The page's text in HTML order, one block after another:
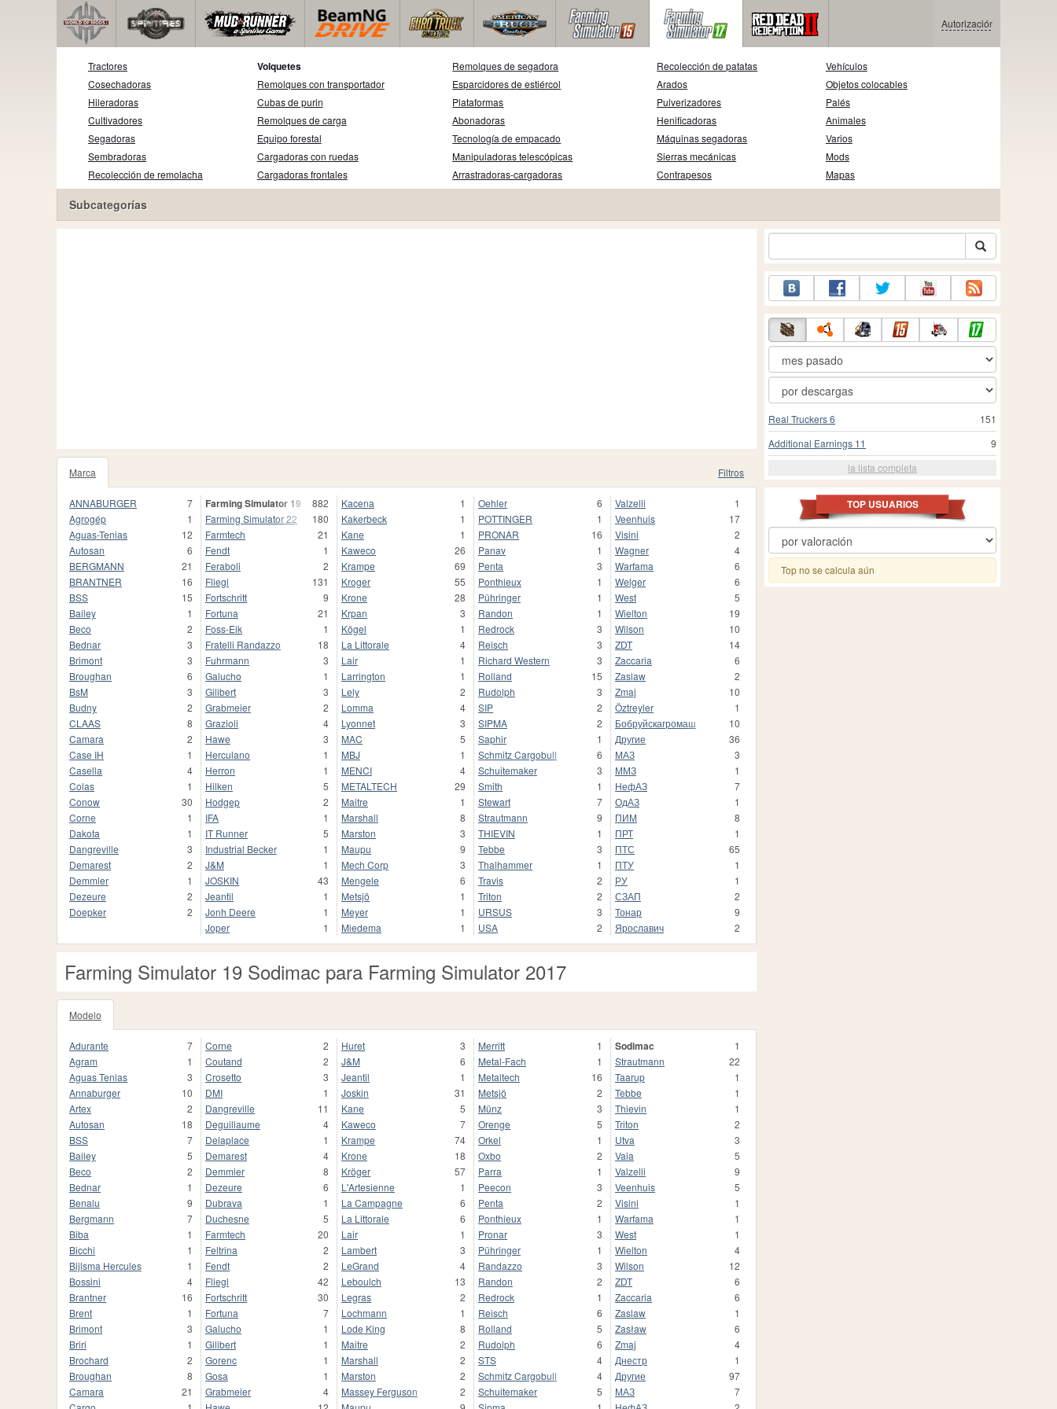
Autorización
Tractores
Cosechadoras
Hileradoras
Cultivadores
Segadoras
Sembradoras
Recolección de remolacha
Volquetes
Remolques con transportador
Cubas de purin
Remolques de carga
Equipo forestal
Cargadoras con ruedas
Cargadoras frontales
Remolques de segadora
Esparcidores de estiércol
Plataformas
Abonadoras
Tecnología de empacado
Manipuladoras telescópicas
Arrastradoras-cargadoras
Recolección de patatas
Arados
Pulverizadores
Henificadoras
Máquinas segadoras
Sierras mecánicas
Contrapesos
Vehículos
Objetos colocables
Palés
Animales
Varios
Mods
Mapas
Subcategorías
Marca
Filtros
92
ANNABURGER
7
Agrogép
1
Aguas-Tenias
12
Autosan
6
BERGMANN
21
BRANTNER
16
BSS
15
Bailey
1
Beco
2
Bednar
3
Brimont
3
Broughan
6
BsM
3
Budny
2
CLAAS
8
Camara
2
Case IH
1
Casella
4
Colas
1
Conow
30
Corne
1
Dakota
1
Dangreville
3
Demarest
2
Demmler
1
Dezeure
2
Doepker
2
Farming Simulator 19
882
Farming Simulator 22
180
Farmtech
21
Fendt
1
Feraboli
2
Fliegl
131
Fortschritt
9
Fortuna
21
Foss-Eik
1
Fratelli Randazzo
18
Fuhrmann
3
Galucho
1
Gilibert
3
Grabmeier
2
Grazioli
4
Hawe
3
Herculano
1
Herron
1
Hilken
5
Hodgep
2
IFA
1
IT Runner
5
Industrial Becker
1
J&M
1
JOSKIN
43
Jeantil
1
Jonh Deere
1
Joper
1
Kacena
1
Kakerbeck
1
Kane
1
Kaweco
26
Krampe
69
Kroger
55
Krone
28
Krpan
3
Kögel
1
La Littorale
4
Lair
1
Larrington
1
Lely
2
Lomma
4
Lyonnet
3
MAC
5
MBJ
1
MENCI
4
METALTECH
29
Maitre
1
Marshall
8
Marston
3
Maupu
9
Mech Corp
3
Mengele
6
Metsjö
1
Meyer
1
Miedema
1
Oehler
6
POTTINGER
1
PRONAR
16
Panav
1
Penta
3
Ponthieux
1
Pühringer
1
Randon
1
Redrock
3
Reisch
3
Richard Western
3
Rolland
15
Rudolph
3
SIP
2
SIPMA
2
Saphir
1
Schmitz Cargobull
6
Schuitemaker
3
Smith
1
Stewart
7
Strautmann
9
THIEVIN
1
Tebbe
3
Thalhammer
1
Travis
2
Triton
2
URSUS
3
USA
2
Valzelli
1
Veenhuis
17
Visini
2
Wagner
4
Warfama
6
Welger
6
West
5
Wielton
19
Wilson
10
ZDT
14
Zaccaria
6
Zaslaw
2
Zmaj
10
Öztreyler
1
Бобруйскагромаш
10
Другие
36
МАЗ
3
ММЗ
1
НефАЗ
7
ОдАЗ
1
ПИМ
8
ПРТ
1
ПТС
65
ПТУ
1
РУ
1
СЗАП
2
Тонар
9
Ярославич
2
Farming Simulator 19 Sodimac para Farming Simulator 2017
Modelo
Adurante
7
Agram
1
Aguas Tenias
3
Annaburger
10
Artex
2
Autosan
18
BSS
7
Bailey
5
Beco
2
Bednar
1
Benalu
9
Bergmann
7
Biba
1
Bicchi
1
Bijlsma Hercules
1
Bossini
4
Brantner
16
Brent
1
Brimont
3
Briri
1
Brochard
2
Broughan
8
Camara
21
Corne
2
Coutand
2
Crosetto
3
DMI
1
Dangreville
11
Deguillaume
4
Delaplace
1
Demarest
4
Demmler
8
Dezeure
6
Dubrava
1
Duchesne
5
Farmtech
20
Feltrina
2
Fendt
2
Fliegl
42
Fortschritt
30
Fortuna
7
Galucho
1
Gilibert
1
Gorenc
1
Gosa
1
Grabmeier
4
Huret
3
J&M
6
Jeantil
1
Joskin
31
Kane
5
Kaweco
7
Krampe
74
Krone
18
Kröger
57
L'Artesienne
1
La Campagne
6
La Littorale
6
Lair
1
Lambert
3
LeGrand
4
Leboulch
13
Legras
2
Lochmann
1
Lode King
8
Maitre
2
Marshall
2
Marston
2
Massey Ferguson
2
Merritt
1
Metal-Fach
1
Metaltech
16
Metsjö
2
Münz
3
Orenge
5
Orkel
1
Oxbo
2
Parra
1
Peecon
3
Penta
2
Ponthieux
1
Pronar
3
Pühringer
1
Randazzo
3
Randon
2
Redrock
1
Reisch
6
Rolland
5
Rudolph
6
STS
4
Schmitz Cargobull
4
Schuitemaker
5
Sodimac
1
Strautmann
22
Taarup
1
Tebbe
1
Thievin
1
Triton
2
Utva
3
Vaia
5
Valzelli
9
Veenhuis
5
Visini
1
Warfama
1
West
1
Wielton
4
Wilson
12
ZDT
6
Zaccaria
6
Zaslaw
1
Zasław
6
Zmaj
4
Днестр
1
Другие
97
МАЗ
7
151
Real Truckers 6
9
Additional Earnings 11
la lista completa
TOP USUARIOS
Top no se calcula aún